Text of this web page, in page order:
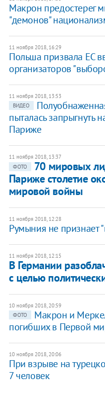
Макрон предостерег
"демонов"
11 ноября 2018, 16:29
Польша призвала ЕС
организаторов
11 ноября 2018, 13:53
ВИДЕО
пыталась запрыгнуть
Париже
11 ноября 2018, 13:37
ФОТО
70 мировых
Париже столетие
мировой войны
11 ноября 2018, 12:28
Румыния не
11 ноября 2018, 12:15
В Германии
с целью
10 ноября 2018, 20:59
ФОТО
Макрон и
погибших в Первой
10 ноября 2018, 20:06
При взрыве на
7 человек